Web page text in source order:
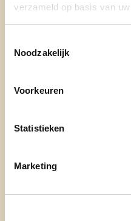
verzameld op basis van
Noodzakelijk
Voorkeuren
Statistieken
Marketing
24 maart 2024 :
Kleine Beer
2 juni 2024 :
25 augustus 2024 :
13 oktober 2024 :